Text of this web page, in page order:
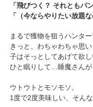
「飛びつく？ それともパ
「（今ならやりたい放題な
まるで獲物を狙うハンタ
きっと、わちゃわちゃ思
子はそっとしてあげて欲
ひと眠りして…睡魔さんが
ウトウトとモソモソ。
1度で2度美味しい、そん